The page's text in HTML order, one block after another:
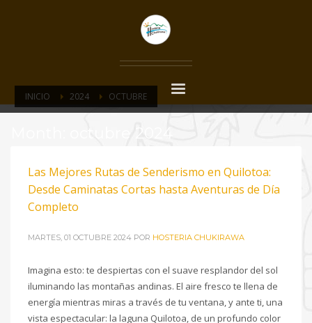
INICIO 2024 OCTUBRE
Month: octubre 2024
Las Mejores Rutas de Senderismo en Quilotoa:
Desde Caminatas Cortas hasta Aventuras de Día
Completo
MARTES, 01 OCTUBRE 2024 POR HOSTERIA CHUKIRAWA
Imagina esto: te despiertas con el suave resplandor del sol
iluminando las montañas andinas. El aire fresco te llena de
energía mientras miras a través de tu ventana, y ante ti, una
vista espectacular: la laguna Quilotoa, de un profundo color